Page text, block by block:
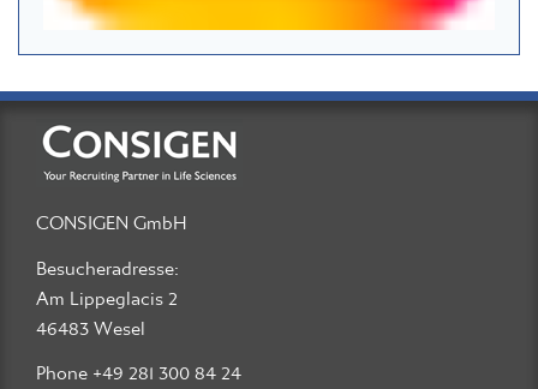
CONSIGEN GmbH
Besucheradresse:
Am Lippeglacis 2
46483 Wesel
Phone +49 281 300 84 24